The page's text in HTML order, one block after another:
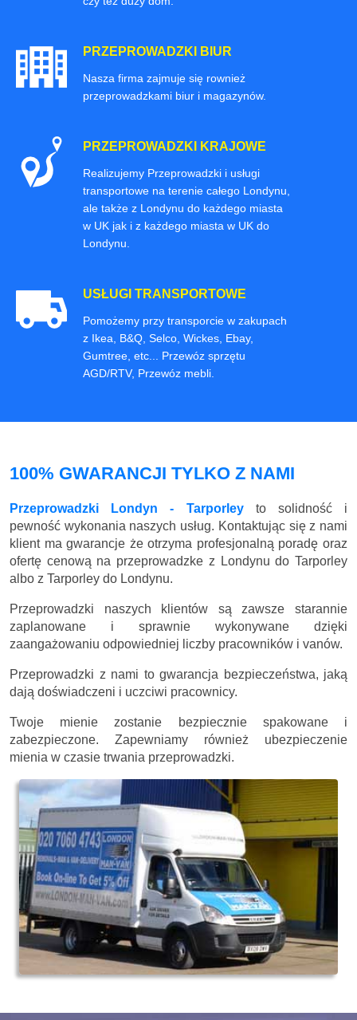
PRZEPROWADZKI BIUR
Nasza firma zajmuje się rownież
przeprowadzkami biur i magazynów.
PRZEPROWADZKI KRAJOWE
Realizujemy Przeprowadzki i usługi
transportowe na terenie całego Londynu,
ale także z Londynu do każdego miasta
w UK jak i z każdego miasta w UK do
Londynu.
USŁUGI TRANSPORTOWE
Pomożemy przy transporcie w zakupach
z Ikea, B&Q, Selco, Wickes, Ebay,
Gumtree, etc... Przewóz sprzętu
AGD/RTV, Przewóz mebli.
100% GWARANCJI TYLKO Z NAMI
Przeprowadzki Londyn - Tarporleyto solidność i
pewność wykonania naszych usług. Kontaktując się z nami
klient ma gwarancje że otrzyma profesjonalną poradę oraz
ofertę cenową na przeprowadzke z Londynu do Tarporley
albo z Tarporley do Londynu.
Przeprowadzki naszych klientów są zawsze starannie
zaplanowane i sprawnie wykonywane dzięki
zaangażowaniu odpowiedniej liczby pracowników i vanów.
Przeprowadzki z nami to gwarancja bezpieczeństwa, jaką
dają doświadczeni i uczciwi pracownicy.
Twoje mienie zostanie bezpiecznie spakowane i
zabezpieczone. Zapewniamy również ubezpieczenie
mienia w czasie trwania przeprowadzki.